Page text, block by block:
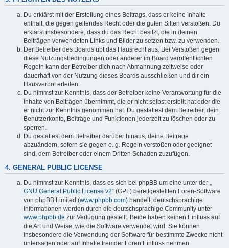
Du erklärst mit der Erstellung eines Beitrags, dass er keine Inhalte
enthält, die gegen geltendes Recht oder die guten Sitten verstoßen. Du
erklärst insbesondere, dass du das Recht besitzt, die in deinen
Beiträgen verwendeten Links und Bilder zu setzen bzw. zu verwenden.
Der Betreiber des Boards übt das Hausrecht aus. Bei Verstößen gegen
diese Nutzungsbedingungen oder anderer im Board veröffentlichten
Regeln kann der Betreiber dich nach Abmahnung zeitweise oder
dauerhaft von der Nutzung dieses Boards ausschließen und dir ein
Hausverbot erteilen.
Du nimmst zur Kenntnis, dass der Betreiber keine Verantwortung für die
Inhalte von Beiträgen übernimmt, die er nicht selbst erstellt hat oder die
er nicht zur Kenntnis genommen hat. Du gestattest dem Betreiber, dein
Benutzerkonto, Beiträge und Funktionen jederzeit zu löschen oder zu
sperren.
Du gestattest dem Betreiber darüber hinaus, deine Beiträge
abzuändern, sofern sie gegen o. g. Regeln verstoßen oder geeignet
sind, dem Betreiber oder einem Dritten Schaden zuzufügen.
4. GENERAL PUBLIC LICENSE
Du nimmst zur Kenntnis, dass es sich bei phpBB um eine unter der „
GNU General Public License v2“ (GPL) bereitgestellten Foren-Software
von phpBB Limited (www.phpbb.com) handelt; deutschsprachige
Informationen werden durch die deutschsprachige Community unter
www.phpbb.de zur Verfügung gestellt. Beide haben keinen Einfluss auf
die Art und Weise, wie die Software verwendet wird. Sie können
insbesondere die Verwendung der Software für bestimmte Zwecke nicht
untersagen oder auf Inhalte fremder Foren Einfluss nehmen.